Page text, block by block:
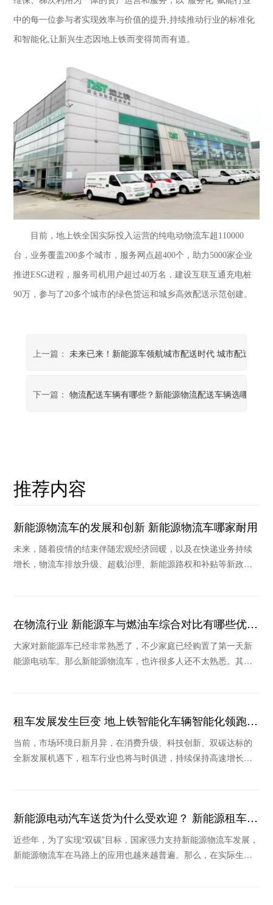
中的每一位参与者实现效率与价值的提升,持续推动行业的标准化
和智能化,让新兴生态因地上铁而变得简而有道。
目前，地上铁全国实际投入运营的纯电动物流车超 110000
台，业务覆盖200多个城市，服务网点超400个，助力5000家企业
推进ESG进程，服务司机用户超过40万名，建设互联互通充电桩
90万，参与了20多个城市的绿色货运和城乡高效配送示范创建。
上一篇：未来已来！新能源车领航城市配送时代 城市配送电动
下一篇：物流配送车辆有哪些？新能源物流配送车辆选哪家
推荐内容
新能源物流车的发展和创新 新能源物流车哪家耐用
未来，随着疫情的结束伴随宏观经济回暖，以及在快递业务持续
增长，物流车排放升级、超载治理、新能源路权和补贴等新政策
在物流行业 新能源车与燃油车综合对比有哪些优
势？
大家对新能源车已经非常熟悉了，不少家庭已经购置了第一天新
能源电动车。那么新能源物流车，也许很多人还不太熟悉。其实
租车发展发生巨变 地上铁智能化车辆智能化领跑行
业
当前，市场环境日新月异，在消费升级、科技创新、双碳达标的
全新发展机遇下，租车行业也将与时俱进，持续保持高速增长。
新能源电动汽车送货为什么受欢迎？ 新能源租车公
司推荐哪个
近些年，为了实现“双碳”目标，国家强力支持新能源物流车发展，
新能源物流车在马路上的应用也越来越普遍。那么，在实际生活